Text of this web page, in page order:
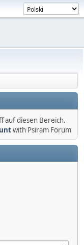
auf diesen Bereich.
with Psiram Forum